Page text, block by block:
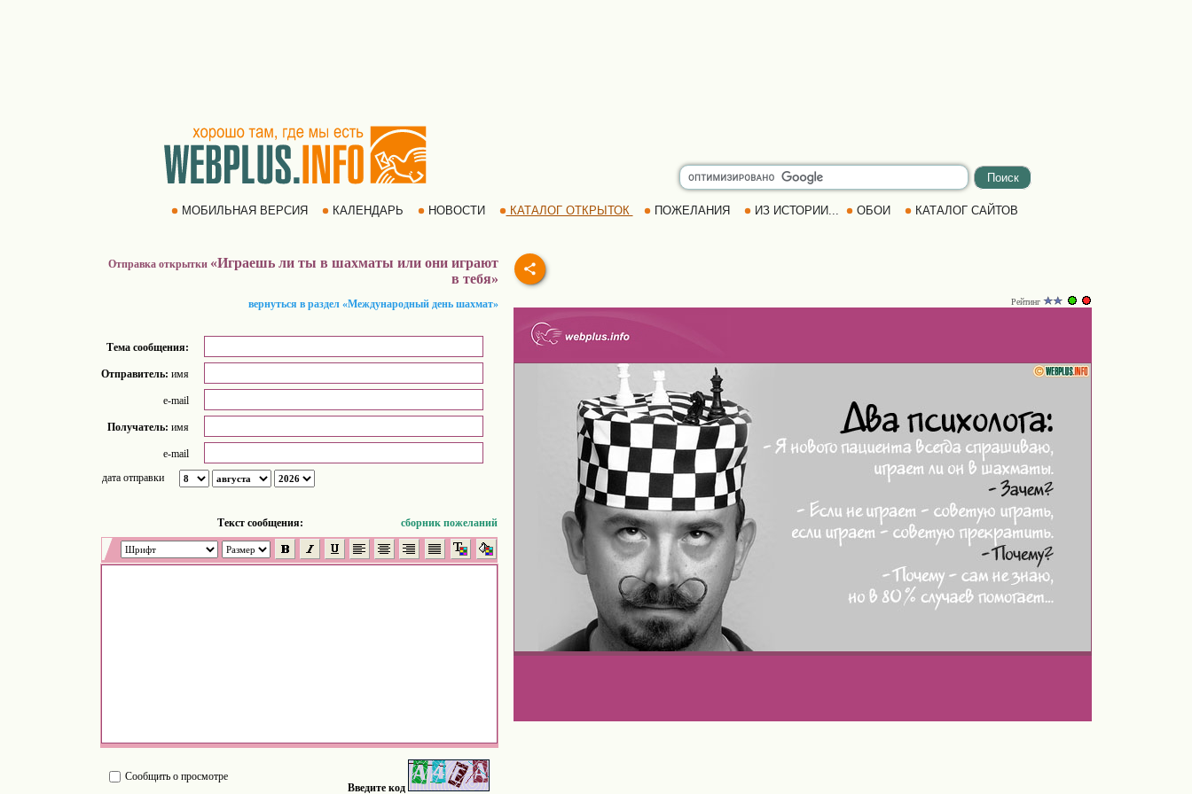
МОБИЛЬНАЯ ВЕРСИЯ КАЛЕНДАРЬ НОВОСТИ КАТАЛОГ ОТКРЫТОК ПОЖЕЛАНИЯ ИЗ ИСТОРИИ... ОБОИ КАТАЛОГ САЙТОВ
Отправка открытки «Играешь ли ты в шахматы или они играют
в тебя»
вернуться в раздел «Международный день шахмат»
Тема сообщения:
Отправитель: имя
e-mail
Получатель: имя
e-mail
дата отправки
Tекст сообщения: сборник пожеланий
Сообщить о просмотре
Введите код
Рейтинг